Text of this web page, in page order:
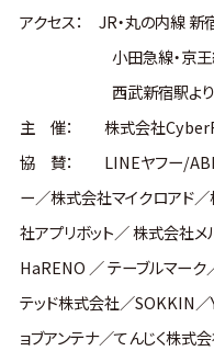
アクセス： JR・丸の内線
小田急線・京王線 新
西武新宿駅より徒
主 催： 株式会社
協 賛： LINEヤフー/
ー／株式会社マイクロアド
社アプリボット／ 株式会社
HaRENO ／ テーブルマーク
テッド株式会社／SOKKIN
ョブアンテナ／てんじく株式